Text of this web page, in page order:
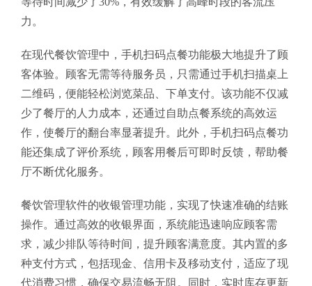
力。
在现代餐饮管理中，手机扫码点餐功能极大地提升了顾
客体验。顾客无需等待服务员，只需通过手机扫描桌上
二维码，便能轻松浏览菜品、下单支付。该功能不仅减
少了餐厅的人力成本，还通过自助点餐系统的高效运
作，使餐厅的翻台率显著提升。此外，手机扫码点餐功
能还集成了评价系统，顾客用餐后可即时反馈，帮助餐
厅不断优化服务。
餐饮管理软件的收银管理功能，实现了快速准确的结账
操作。通过高效的收银界面，系统能迅速响应顾客需
求，减少排队等待时间，提升顾客满意度。其内置的多
种支付方式，包括现金、信用卡及移动支付，适应了现
代消费习惯，确保交易流畅无阻。同时，实时库存更新